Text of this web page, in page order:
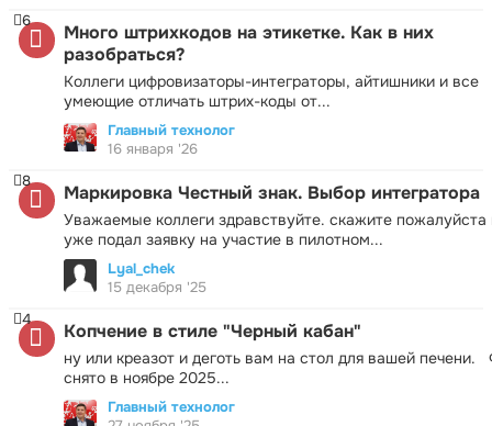
Много штрихкодов на этикетке. Как в них
разобраться?
Коллеги цифровизаторы-интеграторы, айтишники и все
умеющие отличать штрих-коды от...
6
Главный технолог
16 января '26
Маркировка Честный знак. Выбор интегратора
Уважаемые коллеги здравствуйте. скажите пожалуйста
уже подал заявку на участие в пилотном...
8
Lyal_chek
15 декабря '25
Копчение в стиле "Черный кабан"
ну или креазот и деготь вам на стол для вашей печени.
снято в ноябре 2025...
4
Главный технолог